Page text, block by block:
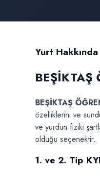
Yurt Hakkında
BEŞİKTAŞ
BEŞİKTAŞ
özelliklerini ve
ve yurdun fiziki
olduğu seçenektir.
1. ve 2. Tip